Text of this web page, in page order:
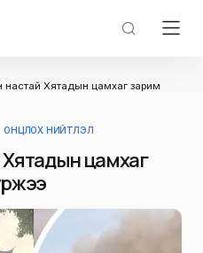
Хятадын цамхаг зарим
ОНЦЛОХ НИЙТЛЭЛ
цамхаг